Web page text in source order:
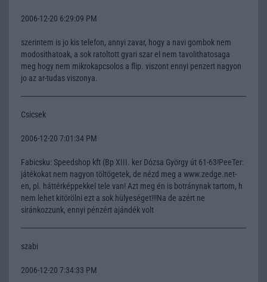
2006-12-20 6:29:09 PM
szerintem is jo kis telefon, annyi zavar, hogy a navi gombok nem
modosithatoak, a sok ratoltott gyari szar el nem tavolithatosaga
meg hogy nem mikrokapcsolos a flip. viszont ennyi penzert nagyon
jo az ar-tudas viszonya.
Csicsek
2006-12-20 7:01:34 PM
Fabicsku: Speedshop kft (Bp XIII. ker Dózsa György út 61-63!PeeTer:
játékokat nem nagyon töltögetek, de nézd meg a www.zedge.net-
en, pl. háttérképpekkel tele van! Azt meg én is botránynak tartom, h
nem lehet kitörölni ezt a sok hülyeséget!!!Na de azért ne
siránkozzunk, ennyi pénzért ajándék volt
szabi
2006-12-20 7:34:33 PM